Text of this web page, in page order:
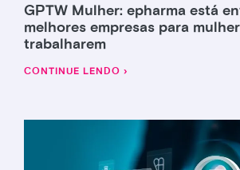
GPTW Mulher: epharma está
melhores empresas para
trabalharem
CONTINUE LENDO ›